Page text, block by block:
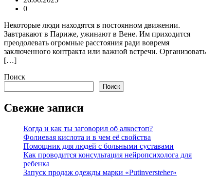
0
Некоторые люди находятся в постоянном движении.
Завтракают в Париже, ужинают в Вене. Им приходится
преодолевать огромные расстояния ради вовремя
заключенного контракта или важной встречи. Организовать
[…]
Поиск
Поиск
Свежие записи
Когда и как ты заговорил об алкостоп?
Фолиевая кислота и в чем её свойства
Помощник для людей с больными суставами
Как проводится консультация нейропсихолога для
ребенка
Запуск продаж одежды марки «Putinversteher»